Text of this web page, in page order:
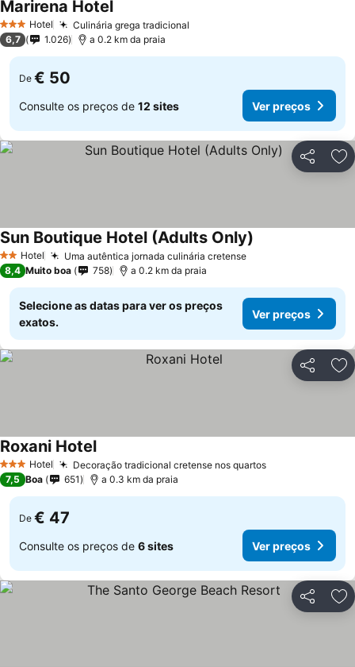
3 EstrelasHotel Culinária grega tradicional
Marirena Hotel
6,7 1.026 a 0.2 km da praia
De € 50
Consulte os preços de 12 sites Ver preços
Partilhar
2 Estrelas
Hotel Uma autêntica jornada culinária cretense
Sun Boutique Hotel (Adults Only)
8,4 Muito boa 758 a 0.2 km da praia
Selecione as datas para ver os preços
exatos.
Ver preços
Partilhar
3 EstrelasHotel Decoração tradicional cretense nos quartos
Roxani Hotel
7,5 Boa 651 a 0.3 km da praia
De € 47
Consulte os preços de 6 sites Ver preços
Partilhar